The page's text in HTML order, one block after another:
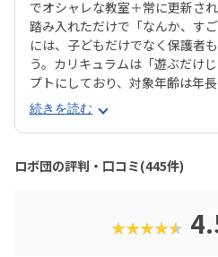
でオシャレな教室＋常に更新さ
踏み入れただけで「なんか、す
には、子どもだけでなく保護者
う。カリキュラムは「遊ぶだけ
プトにしており、対象年齢は年
ュアルプログラミング言語の
び、徐々にステップアップして
展していきます。間口は広く設
者も多数輩出している実力派ス
出し制なので、教材費がかから
材と交換できるシステムなど、
な工夫も光ります。コラボイベ
続きを読む
ロボ団の評判・口コミ(445件)
★★★★★